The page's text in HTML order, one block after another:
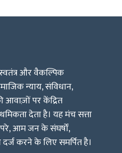
और वैकल्पिक
न्याय, संविधान,
आवाज़ों पर केंद्रित
देता है। यह मंच सत्ता
आम जन के संघर्षों,
करने के लिए समर्पित है।